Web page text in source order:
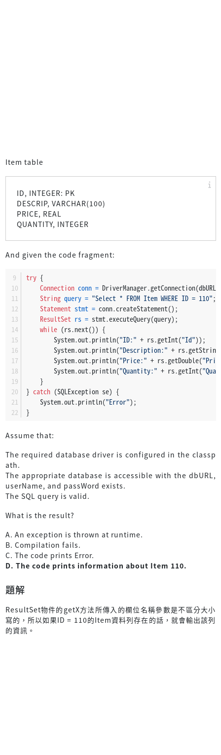
Item table
ID, INTEGER: PK
DESCRIP, VARCHAR(100)
PRICE, REAL
QUANTITY, INTEGER
And given the code fragment:
try {
Connection conn =
String query = "Select * FROM Item WHERE ID = 110";
Statement stmt = conn.createStatement();
ResultSet rs = stmt.executeQuery(query);
while (rs.next()) {
        System.out.println(
"ID:" + rs.getInt("Id"));
        System.out.println(
"Description:" +
        System.out.println(
"Price:" + rs.getDouble(
        System.out.println(
"Quantity:" + rs.getInt(
    }
} catch (SQLException se) {
    System.out.println(
"Error");
}
Assume that:
The required database driver is configured in the classp
ath.
The appropriate database is accessible with the dbURL,
userName, and passWord exists.
The SQL query is valid.
What is the result?
A. An exception is thrown at runtime.
B. Compilation fails.
C. The code prints Error.
D. The code prints information about Item 110.
題解
ResultSet物件的getX方法所傳入的欄位名稱參數是不區分大小
寫的，所以如果ID = 110的Item資料列存在的話，就會輸出該列
的資訊。